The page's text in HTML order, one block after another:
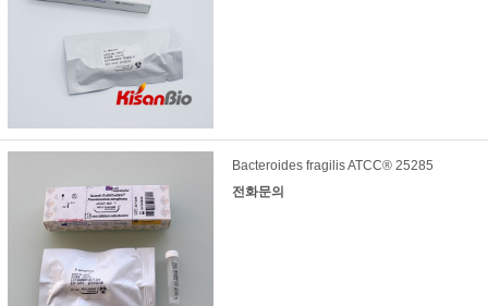
Bacteroides fragilis ATCC® 25285
전화문의